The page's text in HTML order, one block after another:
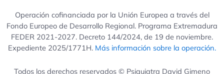
Operación cofinanciada por la Unión Europea a través del
Fondo Europeo de Desarrollo Regional. Programa Extremadura
FEDER 2021-2027. Decreto 144/2024, de 19 de noviembre.
Expediente 2025/1771H. Más información sobre la operación.
Todos los derechos reservados © Psiquiatra David Gimeno